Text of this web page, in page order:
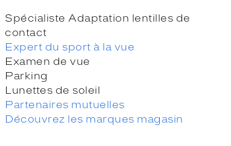
Spécialiste Adaptation lentilles de
contact
Expert du sport à la vue
Examen de vue
Parking
Lunettes de soleil
Partenaires mutuelles
Découvrez les marques magasin